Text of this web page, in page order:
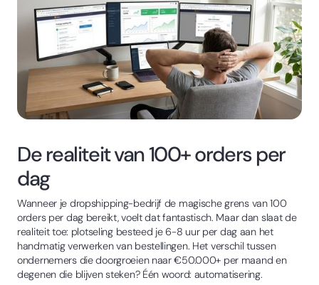
De realiteit van 100+ orders per
dag
Wanneer je dropshipping-bedrijf de magische grens van 100
orders per dag bereikt, voelt dat fantastisch. Maar dan slaat de
realiteit toe: plotseling besteed je 6-8 uur per dag aan het
handmatig verwerken van bestellingen. Het verschil tussen
ondernemers die doorgroeien naar €50.000+ per maand en
degenen die blijven steken? Één woord: automatisering.